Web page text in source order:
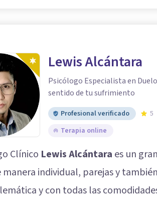
Lewis Alcántara
Psicólogo Especialista en
sentido de tu sufrimiento
Profesional verificado
5
Terapia online
Clínico Lewis Alcántara es un
individual, parejas y
y con todas las